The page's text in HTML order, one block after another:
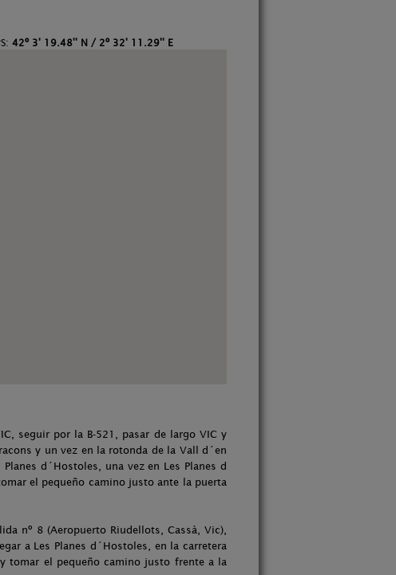
42º 3' 19.48'' N / 2º 32' 11.29'' E
seguir por la B-521, pasar de largo VIC y
y un vez en la rotonda de la Vall d´en
d´Hostoles, una vez en Les Planes d
el pequeño camino justo ante la puerta
nº 8 (Aeropuerto Riudellots, Cassà, Vic),
a Les Planes d´Hostoles, en la carretera
tomar el pequeño camino justo frente a la